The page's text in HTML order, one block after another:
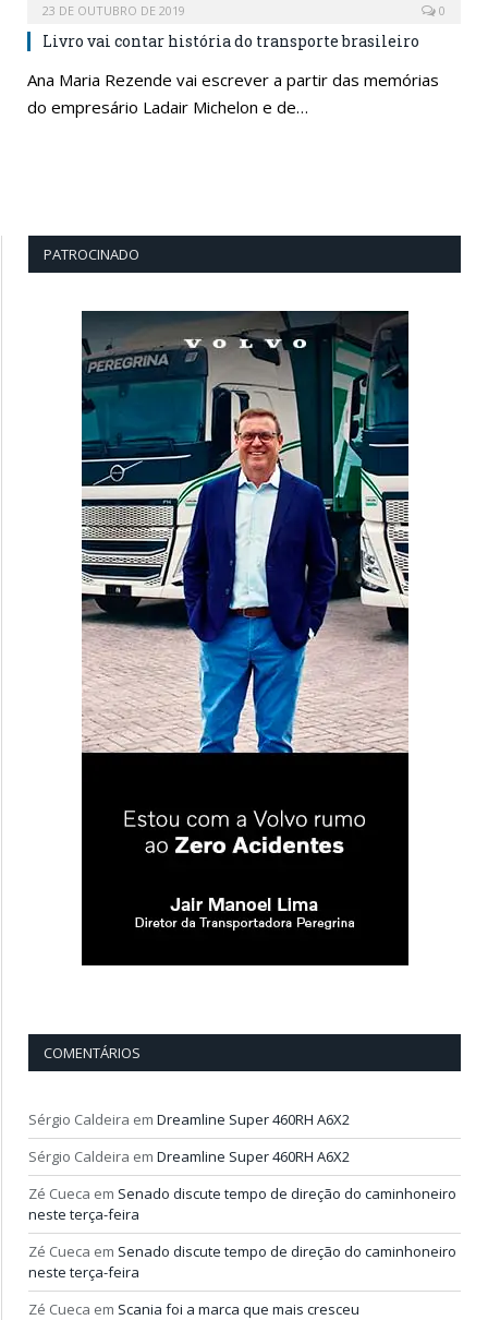
23 DE OUTUBRO DE 2019 0
Livro vai contar história do transporte brasileiro
Ana Maria Rezende vai escrever a partir das memórias
do empresário Ladair Michelon e de…
PATROCINADO
COMENTÁRIOS
Sérgio Caldeira em Dreamline Super 460RH A6X2
Sérgio Caldeira em Dreamline Super 460RH A6X2
Zé Cueca em Senado discute tempo de direção do caminhoneiro
neste terça-feira
Zé Cueca em Senado discute tempo de direção do caminhoneiro
neste terça-feira
Zé Cueca em Scania foi a marca que mais cresceu